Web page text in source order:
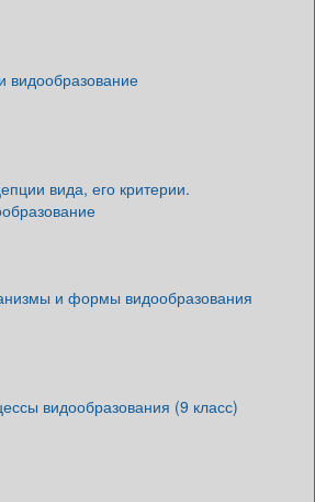
видообразование
вида, его критерии.
и формы видообразования
видообразования (9 класс)